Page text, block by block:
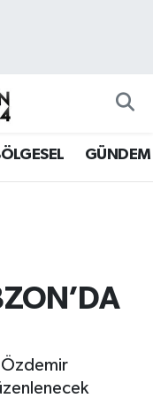
GÜNDEM
Özdemir